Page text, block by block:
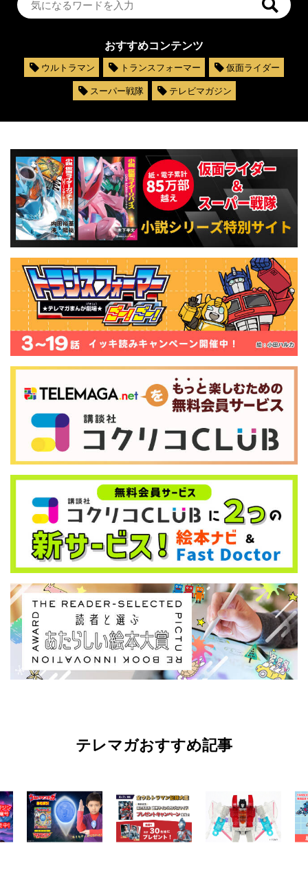
おすすめコンテンツ
ウルトラマン トランスフォーマー
仮面ライダー
スーパー戦隊
テレビマガジン
テレマガおすすめ記事